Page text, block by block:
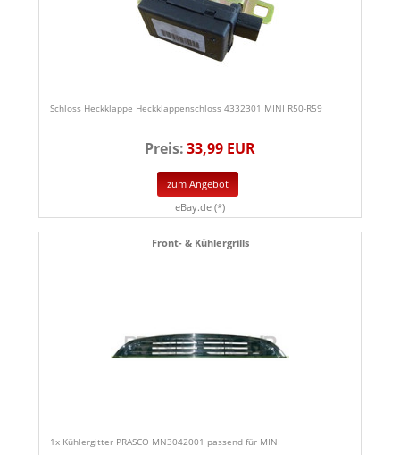
Schloss Heckklappe Heckklappenschloss 4332301 MINI R50-R59
Preis:33,99 EUR
zum Angebot
eBay.de (*)
Front- & Kühlergrills
1x Kühlergitter PRASCO MN3042001 passend für MINI